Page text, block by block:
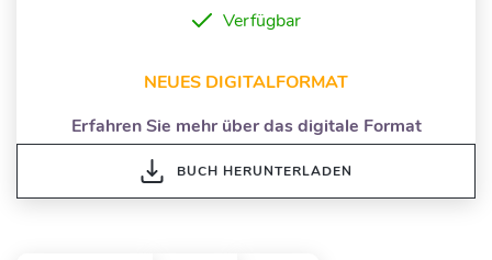
Verfügbar
NEUES DIGITALFORMAT
Erfahren Sie mehr über das digitale Format
BUCH HERUNTERLADEN